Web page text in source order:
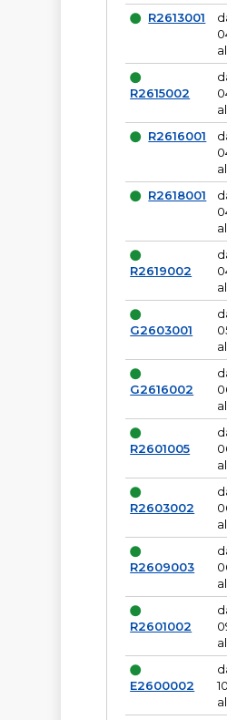
R2613001
R2615002
R2616001
R2618001
R2619002
G2603001
G2616002
R2601005
R2603002
R2609003
R2601002
E2600002